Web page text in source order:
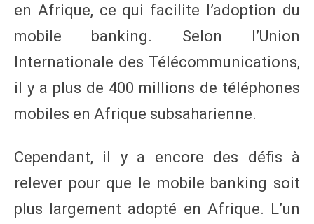
en Afrique, ce qui facilite l’adoption du
mobile banking. Selon l’Union
Internationale des Télécommunications,
il y a plus de 400 millions de téléphones
mobiles en Afrique subsaharienne.
Cependant, il y a encore des défis à
relever pour que le mobile banking soit
plus largement adopté en Afrique. L’un